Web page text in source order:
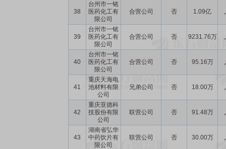
38
台州市一铭
医药化工有
限公司
合营公司 否 1.09亿
39
台州市一铭
医药化工有
限公司
合营公司 否 9231.76万
40
台州市一铭
医药化工有
限公司
合营公司 否 95.16万
41
重庆天海电
池材料有限
公司
兄弟公司 否 18.00万
42
重庆亚德科
技股份有限
公司
联营公司 否 91.48万
43
湖南省弘华
中药饮片有
限公司
联营公司 否 30.00万